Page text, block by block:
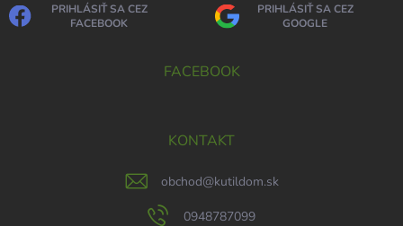
PRIHLÁSIŤ SA CEZ
FACEBOOK
PRIHLÁSIŤ SA CEZ
GOOGLE
FACEBOOK
KONTAKT
obchod@kutildom.sk
0948787099